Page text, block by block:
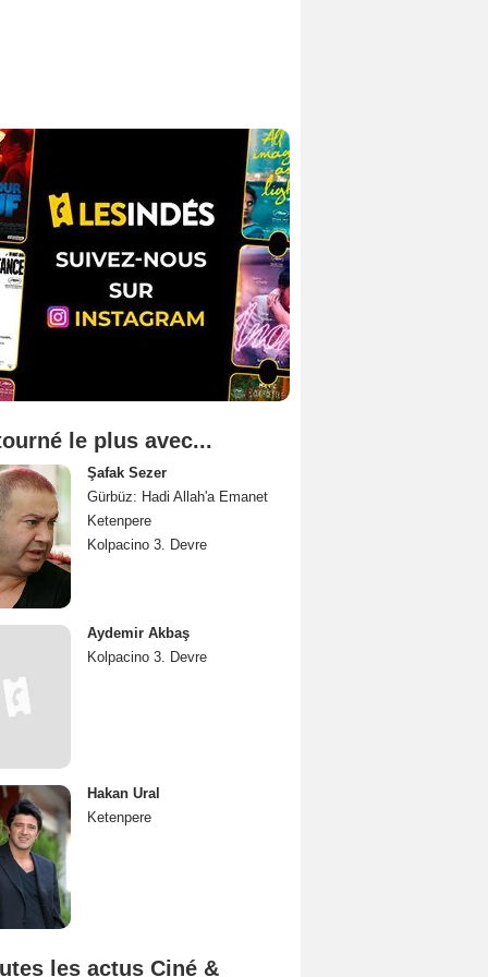
le plus avec...
Şafak Sezer
Gürbüz: Hadi Allah'a Emanet
Ketenpere
Kolpacino 3. Devre
Aydemir Akbaş
Kolpacino 3. Devre
Hakan Ural
Ketenpere
les actus Ciné &